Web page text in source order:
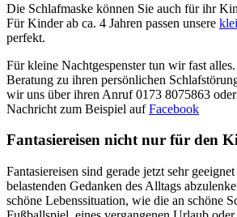
Die Schlafmaske können Sie auch für ihr
Für Kinder ab ca. 4 Jahren passen unsere
perfekt.
Für kleine Nachtgespenster tun wir fast
Beratung zu ihren persönlichen
wir uns über ihren Anruf 0173 8075863
Nachricht zum Beispiel aufFacebook
Fantasiereisen nicht nur für den
Fantasiereisen sind gerade jetzt sehr
belastenden Gedanken des Alltags
schöne Lebenssituation, wie die an schöne